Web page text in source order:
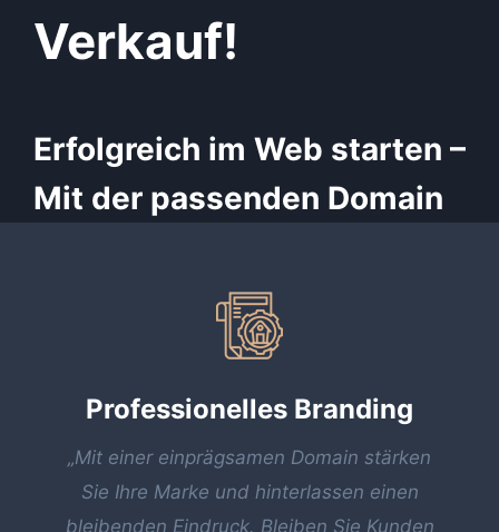
Verkauf!
Erfolgreich im Web starten –
Mit der passenden Domain
Professionelles Branding
„Mit einer einprägsamen Domain stärken
Sie Ihre Marke und hinterlassen einen
bleibenden Eindruck. Bleiben Sie Kunden